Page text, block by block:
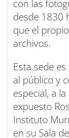
con las
desde 1830
que el
archivos.
Esta sede
al público y
especial, a
expuesto
Instituto
en su Sala